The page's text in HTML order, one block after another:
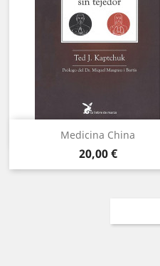
Medicina China
Precio
20,00 €
Vista rápida